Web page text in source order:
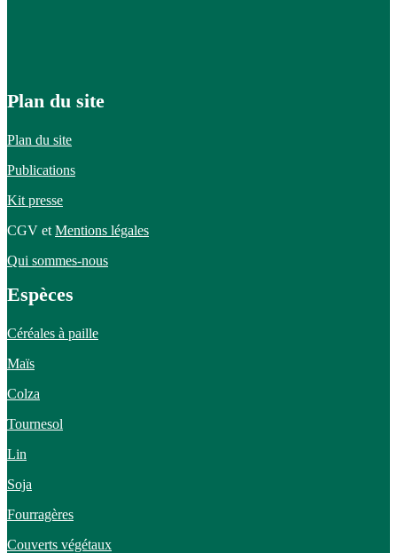
Plan du site
Plan du site
Publications
Kit presse
CGV et Mentions légales
Qui sommes-nous
Espèces
Céréales à paille
Maïs
Colza
Tournesol
Lin
Soja
Fourragères
Couverts végétaux